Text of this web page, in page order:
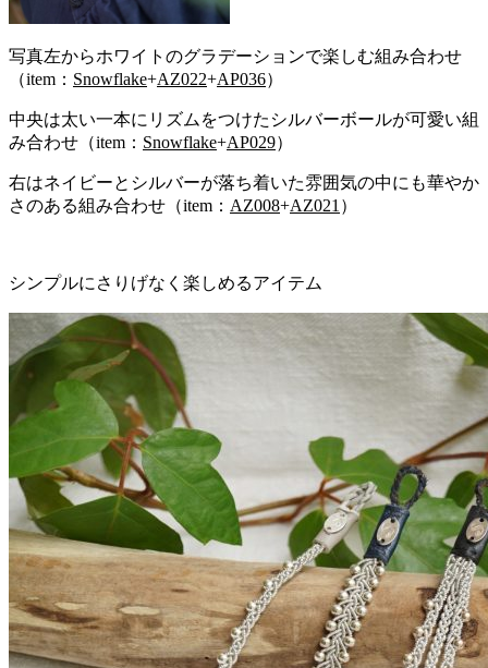
写真左からホワイトのグラデーションで楽しむ組み合わせ
（item： Snowflake+AZ022+AP036）
中央は太い一本にリズムをつけたシルバーボールが可愛い組
み合わせ （item： Snowflake+AP029）
右はネイビーとシルバーが落ち着いた雰囲気の中にも華やか
さのある組み合わせ （item： AZ008+AZ021 ）
シンプルにさりげなく楽しめるアイテム